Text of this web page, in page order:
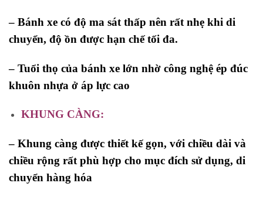
– Bánh xe có độ ma sát thấp nên rất nhẹ khi di
chuyển, độ ồn được hạn chế tối đa.
– Tuổi thọ của bánh xe lớn nhờ công nghệ ép đúc
khuôn nhựa ở áp lực cao
KHUNG CÀNG:
– Khung càng được thiết kế gọn, với chiều dài và
chiều rộng rất phù hợp cho mục đích sử dụng, di
chuyển hàng hóa